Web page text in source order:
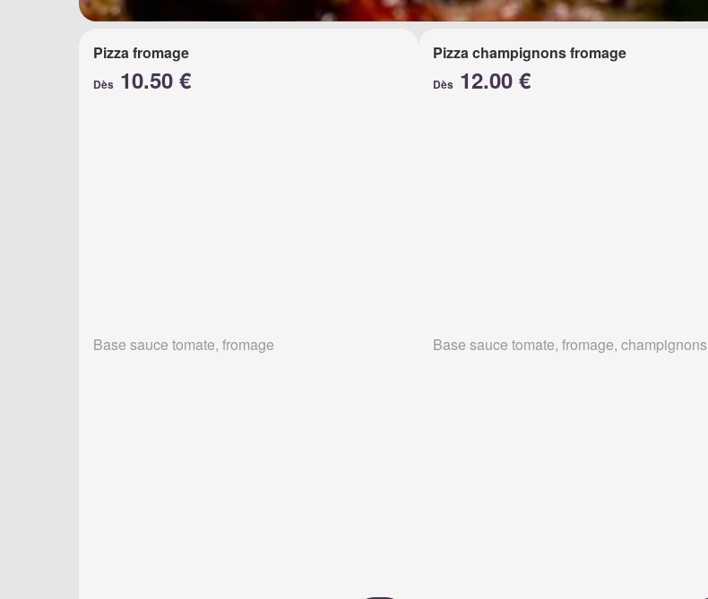
Pizza fromage
Dès 10.50 €
Base sauce tomate, fromage
Pizza champignons fromage
Dès12.00 €
Base sauce tomate, fromage, champignons